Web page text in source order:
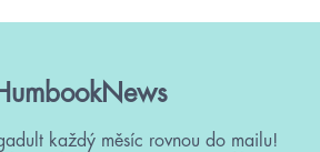
každý měsíc rovnou do mailu!